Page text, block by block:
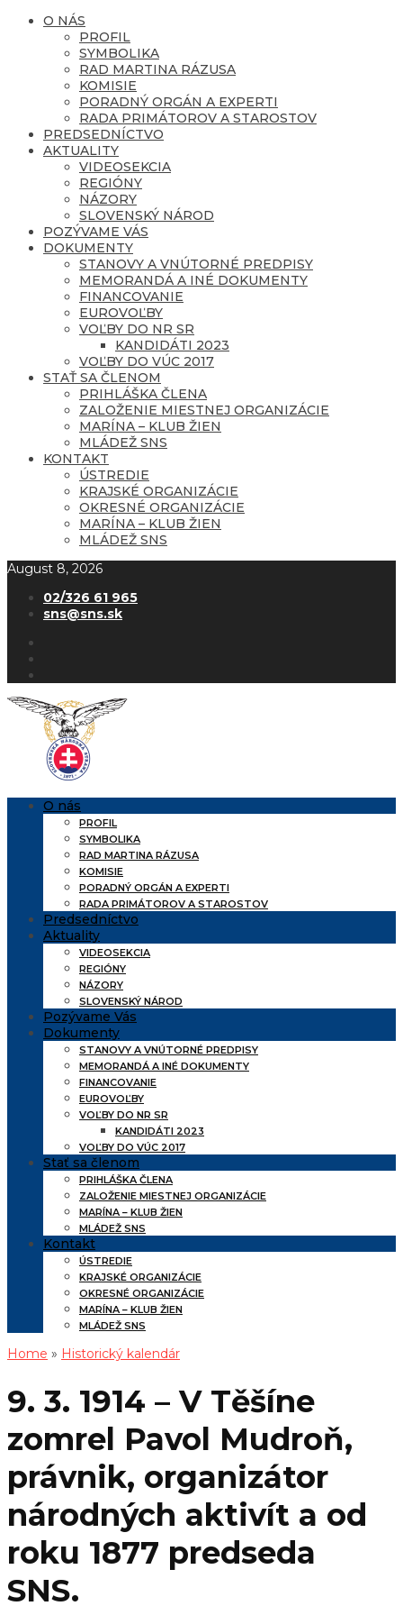
O NÁS
PROFIL
SYMBOLIKA
RAD MARTINA RÁZUSA
KOMISIE
PORADNÝ ORGÁN A EXPERTI
RADA PRIMÁTOROV A STAROSTOV
PREDSEDNÍCTVO
AKTUALITY
VIDEOSEKCIA
REGIÓNY
NÁZORY
SLOVENSKÝ NÁROD
POZÝVAME VÁS
DOKUMENTY
STANOVY A VNÚTORNÉ PREDPISY
MEMORANDÁ A INÉ DOKUMENTY
FINANCOVANIE
EUROVOĽBY
VOĽBY DO NR SR
KANDIDÁTI 2023
VOĽBY DO VÚC 2017
STAŤ SA ČLENOM
PRIHLÁŠKA ČLENA
ZALOŽENIE MIESTNEJ ORGANIZÁCIE
MARÍNA – KLUB ŽIEN
MLÁDEŽ SNS
KONTAKT
ÚSTREDIE
KRAJSKÉ ORGANIZÁCIE
OKRESNÉ ORGANIZÁCIE
MARÍNA – KLUB ŽIEN
MLÁDEŽ SNS
August 8, 2026
02/326 61 965
sns@sns.sk
O nás
PROFIL
SYMBOLIKA
RAD MARTINA RÁZUSA
KOMISIE
PORADNÝ ORGÁN A EXPERTI
RADA PRIMÁTOROV A STAROSTOV
Predsedníctvo
Aktuality
VIDEOSEKCIA
REGIÓNY
NÁZORY
SLOVENSKÝ NÁROD
Pozývame Vás
Dokumenty
STANOVY A VNÚTORNÉ PREDPISY
MEMORANDÁ A INÉ DOKUMENTY
FINANCOVANIE
EUROVOĽBY
VOĽBY DO NR SR
KANDIDÁTI 2023
VOĽBY DO VÚC 2017
Stať sa členom
PRIHLÁŠKA ČLENA
ZALOŽENIE MIESTNEJ ORGANIZÁCIE
MARÍNA – KLUB ŽIEN
MLÁDEŽ SNS
Kontakt
ÚSTREDIE
KRAJSKÉ ORGANIZÁCIE
OKRESNÉ ORGANIZÁCIE
MARÍNA – KLUB ŽIEN
MLÁDEŽ SNS
Home » Historický kalendár
9. 3. 1914 – V Těšíne
zomrel Pavol Mudroň,
právnik, organizátor
národných aktivít a od
roku 1877 predseda
SNS.